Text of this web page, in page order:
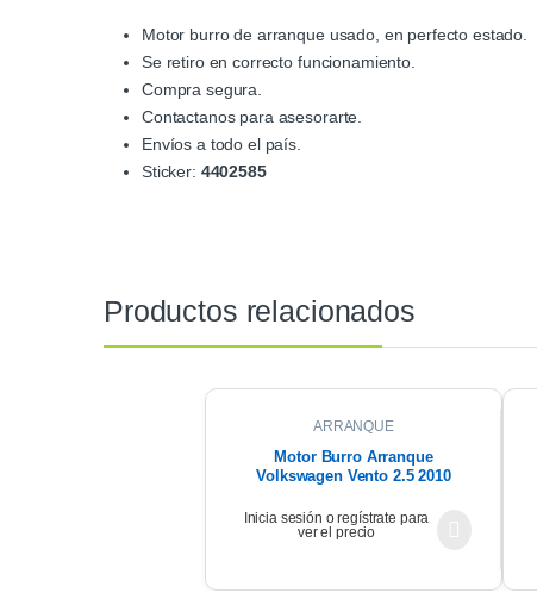
Motor burro de arranque usado, en perfecto estado.
Se retiro en correcto funcionamiento.
Compra segura.
Contactanos para asesorarte.
Envíos a todo el país.
Sticker: 4402585
Productos relacionados
ARRANQUE
Motor Burro Arranque
Volkswagen Vento 2.5 2010
Inicia sesión o regístrate para
ver el precio